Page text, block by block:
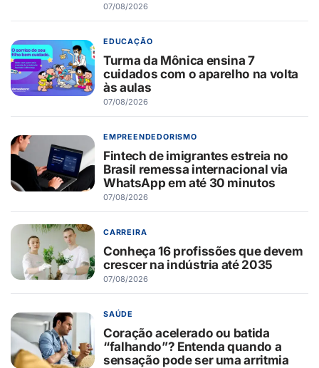
07/08/2026
EDUCAÇÃO
Turma da Mônica ensina 7
cuidados com o aparelho na volta
às aulas
07/08/2026
EMPREENDEDORISMO
Fintech de imigrantes estreia no
Brasil remessa internacional via
WhatsApp em até 30 minutos
07/08/2026
CARREIRA
Conheça 16 profissões que devem
crescer na indústria até 2035
07/08/2026
SAÚDE
Coração acelerado ou batida
“falhando”? Entenda quando a
sensação pode ser uma arritmia